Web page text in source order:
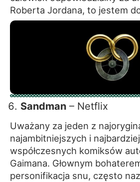
Roberta Jordana, to jestem
Sandman– Netflix
Uważany za jeden z
najambitniejszych i
współczesnych komiksów
Gaimana. Głownym
personifikacja snu, często